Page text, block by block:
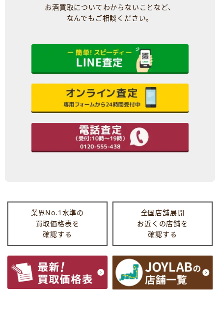
お酒買取についてわからないことなど、
なんでもご相談ください。
業界No.1水準の
買取価格表を
確認する
全国店舗展開
お近くの店舗を
確認する